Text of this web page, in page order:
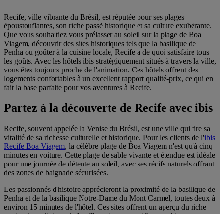
Recife, ville vibrante du Brésil, est réputée pour ses plages
époustouflantes, son riche passé historique et sa culture exubérante.
Que vous souhaitiez vous prélasser au soleil sur la plage de Boa
Viagem, découvrir des sites historiques tels que la basilique de
Penha ou goûter à la cuisine locale, Recife a de quoi satisfaire tous
les goûts. Avec les hôtels ibis stratégiquement situés à travers la ville,
vous êtes toujours proche de l'animation. Ces hôtels offrent des
logements confortables à un excellent rapport qualité-prix, ce qui en
fait la base parfaite pour vos aventures à Recife.
Partez à la découverte de Recife avec ibis
Recife, souvent appelée la Venise du Brésil, est une ville qui tire sa
vitalité de sa richesse culturelle et historique. Pour les clients de l'ibis
Recife Boa Viagem, la célèbre plage de Boa Viagem n'est qu'à cinq
minutes en voiture. Cette plage de sable vivante et étendue est idéale
pour une journée de détente au soleil, avec ses récifs naturels offrant
des zones de baignade sécurisées.
Les passionnés d'histoire apprécieront la proximité de la basilique de
Penha et de la basilique Notre-Dame du Mont Carmel, toutes deux à
environ 15 minutes de l'hôtel. Ces sites offrent un aperçu du riche